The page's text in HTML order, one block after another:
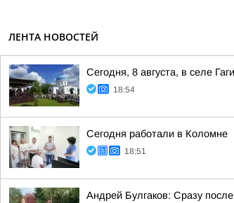
ЛЕНТА НОВОСТЕЙ
Сегодня, 8 августа, в селе
18:54
Сегодня работали в Коломне
18:51
Андрей Булгаков: Сразу